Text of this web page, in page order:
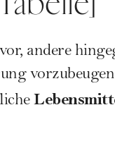
andere